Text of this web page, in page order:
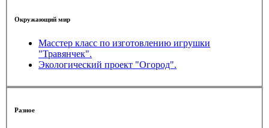
Окружающий мир
Масстер класс по изготовлению игрушки
"Травянчек".
Экологический проект "Огород".
Разное